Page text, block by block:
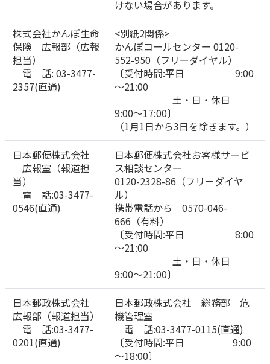
けない場合があります。
株式会社かんぽ生命
保険 広報部（広報
担当）
電 話: 03-3477-
2357(直通)
<別紙2関係>
かんぽコールセンター 0120-
552-950（フリーダイヤル）
〔受付時間:平日 9:00
～21:00
土・日・休日
9:00～17:00〕
（1月1日から3日を除きます。）
日本郵便株式会社
広報室（報道担
当）
電 話:03-3477-
0546(直通)
日本郵便株式会社お客様サービ
ス相談センター
0120-2328-86（フリーダイヤ
ル）
携帯電話から 0570-046-
666（有料）
〔受付時間:平日 8:00
～21:00
土・日・休日
9:00～21:00〕
日本郵政株式会社
広報部（報道担当）
電 話:03-3477-
0201(直通)
日本郵政株式会社 総務部 危
機管理室
電 話:03-3477-0115(直通)
〔受付時間:平日 9:00
～18:00〕